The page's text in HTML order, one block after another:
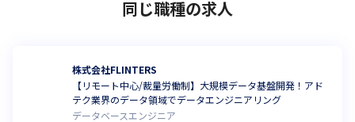
同じ職種の求人
株式会社FLINTERS
【リモート中心/裁量労働制】大規模データ基盤開発！アド
テク業界のデータ領域でデータエンジニアリング
データベースエンジニア